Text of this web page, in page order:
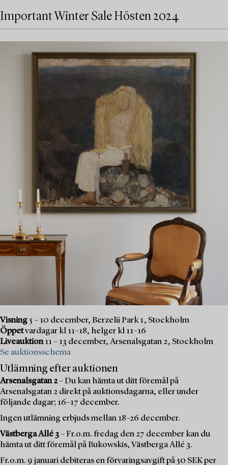
Important Winter Sale Hösten 2024
Visning 5 – 10 december, Berzelii Park 1, Stockholm
Öppetvardagar kl 11–18, helger kl 11–16
Liveauktion11 – 13 december, Arsenalsgatan 2, Stockholm
Se auktionsschema
Utlämning efter auktionen
Arsenalsgatan 2– Du kan hämta ut ditt föremål på
Arsenalsgatan 2 direkt på auktionsdagarna, eller under
följande dagar; 16–17 december.
Ingen utlämning erbjuds mellan 18–26 december.
Västberga Allé 3– Fr.o.m. fredag den 27 december kan du
hämta ut ditt föremål på Bukowskis, Västberga Allé 3.
Fr.o.m. 9 januari debiteras en förvaringsavgift på 50 SEK per